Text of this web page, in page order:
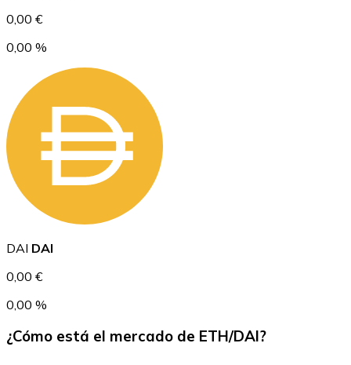
ETH
USD Coin
USDC
0,00 €
0,00 %
DAI DAI
0,00 €
0,00 %
¿Cómo está el mercado de ETH/DAI?